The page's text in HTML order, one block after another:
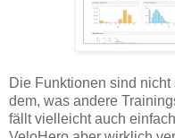
Die Funktionen sind
dem, was andere
fällt vielleicht auch